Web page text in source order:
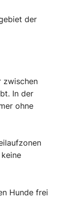
der
zwischen
In der
ohne
Hunde frei